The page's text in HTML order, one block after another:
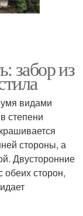
забор из
видами
степени
стороны, а
Двусторонние
сторон,